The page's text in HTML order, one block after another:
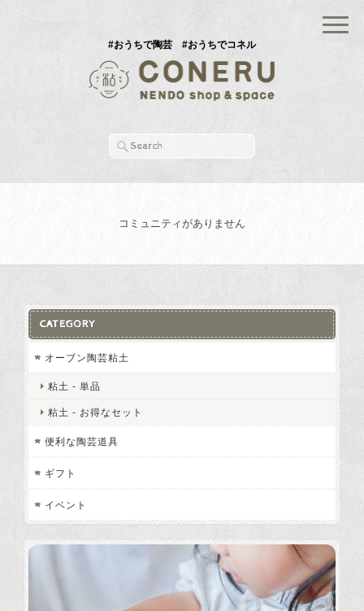
#おうちで陶芸 #おうちでコネル
コミュニティがありません
CATEGORY
オーブン陶芸粘土
粘土 - 単品
粘土 - お得なセット
便利な陶芸道具
ギフト
イベント